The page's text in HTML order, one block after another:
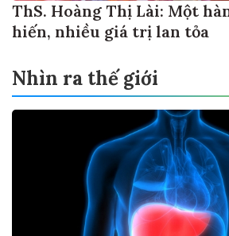
ThS. Hoàng Thị Lài: Một
hiến, nhiều giá trị lan tỏa
Nhìn ra thế giới